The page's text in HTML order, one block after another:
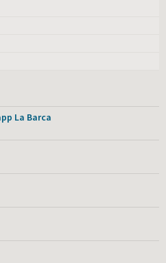
La Barca